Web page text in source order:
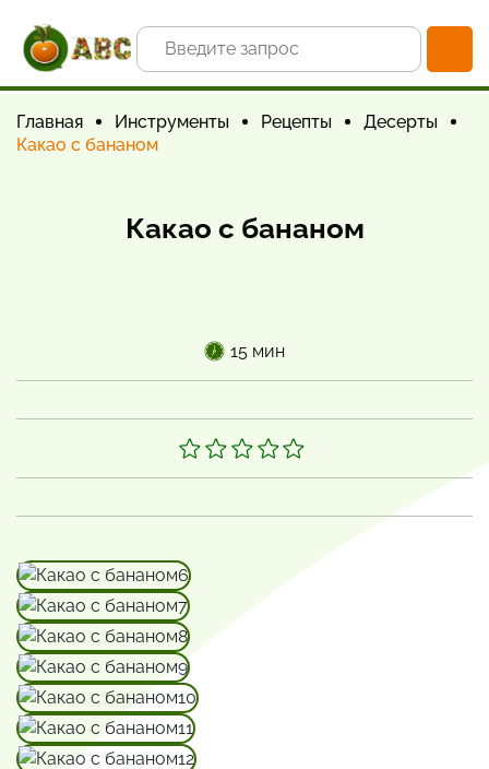
Главная Инструменты Рецепты
Десерты
Какао с бананом
Какао с бананом
15 мин